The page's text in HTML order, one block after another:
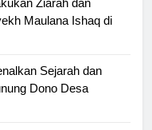
Maulana Ishaq di
Sejarah dan
Dono Desa